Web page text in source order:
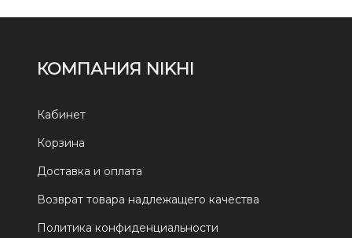
КОМПАНИЯ NIKHI
Кабинет
Корзина
Доставка и оплата
Возврат товара надлежащего качества
Политика конфиденциальности